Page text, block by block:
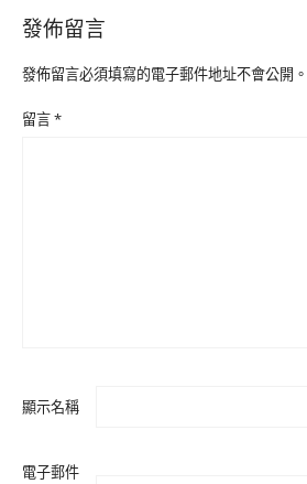
發佈留言
發佈留言必須填寫的電子郵件地址不會公開。
留言*
顯示名稱
電子郵件